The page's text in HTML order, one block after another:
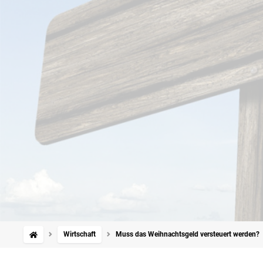
Wirtschaft Muss das Weihnachtsgeld versteuert werden?